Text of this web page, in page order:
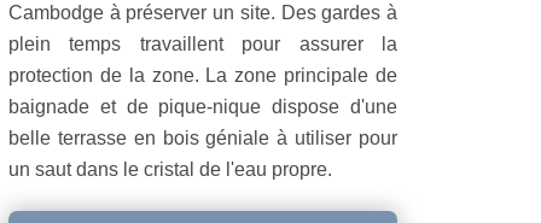
Cambodge à préserver un site. Des gardes à
plein temps travaillent pour assurer la
protection de la zone. La zone principale de
baignade et de pique-nique dispose d'une
belle terrasse en bois géniale à utiliser pour
un saut dans le cristal de l'eau propre.